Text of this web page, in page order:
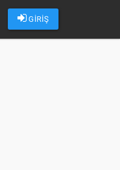
GİRİŞ